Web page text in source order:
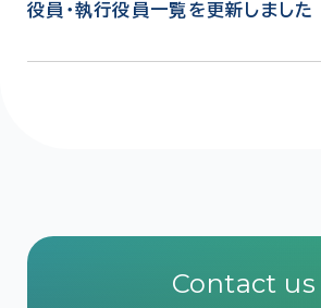
役員・執行役員一覧を更新しました
Contact us